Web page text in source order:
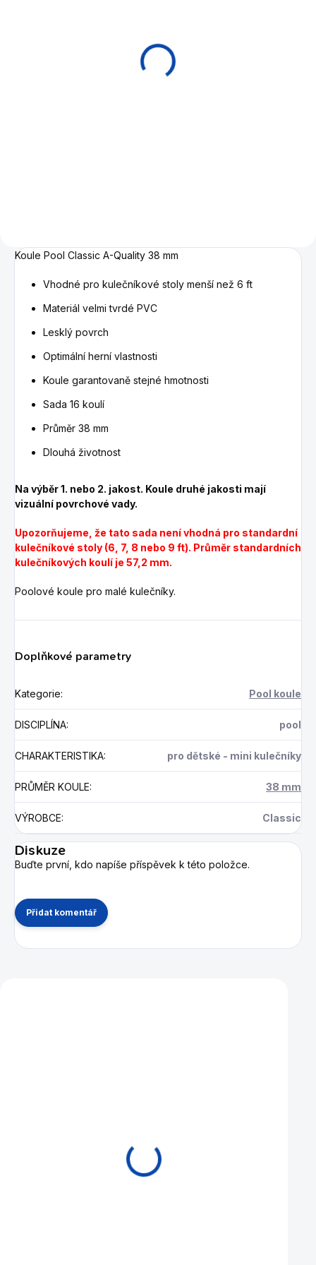
Koule Pool Classic A-Quality 38 mm
Vhodné pro kulečníkové stoly menší než 6 ft
Materiál velmi tvrdé PVC
Lesklý povrch
Optimální herní vlastnosti
Koule garantovaně stejné hmotnosti
Sada 16 koulí
Průměr 38 mm
Dlouhá životnost
Na výběr 1. nebo 2. jakost. Koule druhé jakosti mají
vizuální povrchové vady.
Upozorňujeme, že tato sada není vhodná pro standardní
kulečníkové stoly (6, 7, 8 nebo 9 ft). Průměr standardních
kulečníkových koulí je 57,2 mm.
Poolové koule pro malé kulečníky.
Doplňkové parametry
Kategorie: Pool koule
DISCIPLÍNA: pool
CHARAKTERISTIKA: pro dětské - mini kulečníky
PRŮMĚR KOULE: 38 mm
VÝROBCE: Classic
Diskuze
Buďte první, kdo napíše příspěvek k této položce.
Přidat komentář